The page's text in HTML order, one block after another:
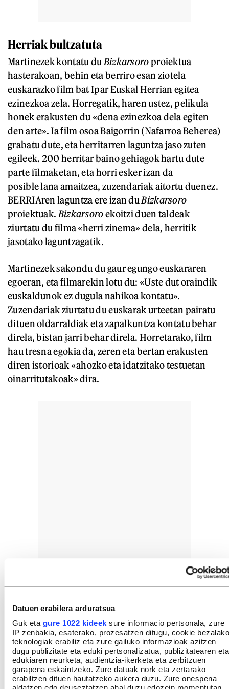
Datuen erabilera arduratsua
Guk eta gure 1022 kideek sure informacio pertsonala, zure
IP zenbakia, esaterako, prozesatzen ditugu, cookie bezalako
teknologiak erabiliz eta zure gailuko informazioak azitzen
dugu publizitate eta eduki pertsonalizatua, publizitatearen eta
edukiaren neurketa, audientzia-ikerketa eta zerbitzuen
garapena eskaintzeko. Zure datuak nork eta zertarako
erabiltzen dituen hautatzeko aukera duzu. Zure onespena
Herriak bultzatuta
Martinezek kontatu du Bizkarsoroproiektua
hasterakoan, behin eta berriro esan ziotela
euskarazko film bat Ipar Euskal Herrian egitea
ezinezkoa zela. Horregatik, haren ustez, pelikula
honek erakusten du «dena ezinezkoa dela egiten
den arte». Ia film osoa Baigorrin (Nafarroa Beherea)
grabatu dute, eta herritarren laguntza jaso zuten
egileek. 200 herritar baino gehiagok hartu dute
parte filmaketan, eta horri esker izan da
posible lana amaitzea, zuzendariak aitortu duenez.
BERRIAren laguntza ere izan du Bizkarsoro
proiektuak. Bizkarsoroekoitzi duen taldeak
ziurtatu du filma «herri zinema» dela, herritik
jasotako laguntzagatik.
Martinezek sakondu du gaur egungo euskararen
egoeran, eta filmarekin lotu du: «Uste dut oraindik
euskaldunok ez dugula nahikoa kontatu».
Zuzendariak ziurtatu du euskarak urteetan pairatu
dituen oldarraldiak eta zapalkuntza kontatu behar
direla, bistan jarri behar direla. Horretarako, film
hau tresna egokia da, zeren eta bertan erakusten
diren istorioak «ahozko eta idatzitako testuetan
oinarritutakoak» dira.